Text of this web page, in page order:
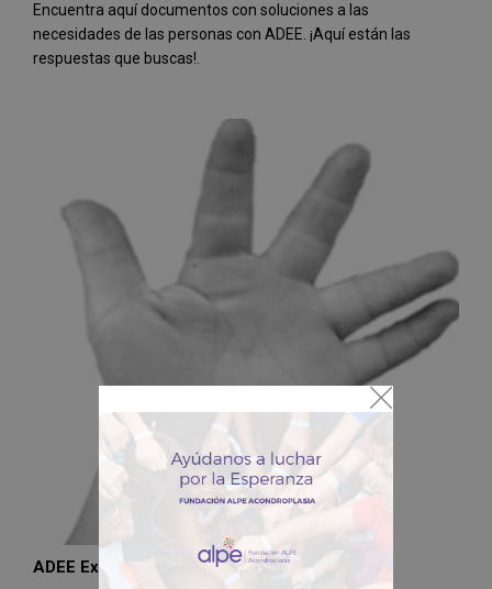
Encuentra aquí documentos con soluciones a las
necesidades de las personas con ADEE. ¡Aquí están las
respuestas que buscas!.
ADEE Expertos. Formación